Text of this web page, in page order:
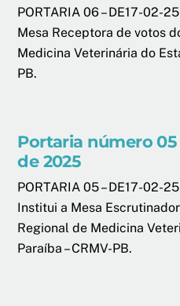
PORTARIA 06 – DE17-02-
Mesa Receptora de votos
Medicina Veterinária do
PB.
Portaria número 05
de 2025
PORTARIA 05 – DE17-02-
Institui a Mesa
Regional de Medicina
Paraíba – CRMV-PB.